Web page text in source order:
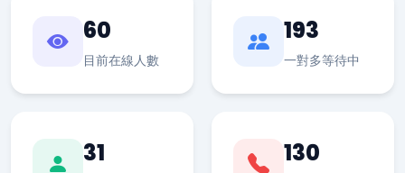
60
目前在線人數
193
一對多等待中
31 130